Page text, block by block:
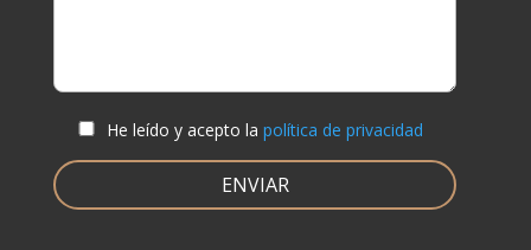
He leído y acepto la política de privacidad